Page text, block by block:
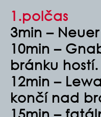
1.polčas
3min –
10min –
bránku hostí.
12min –
končí nad
15min –